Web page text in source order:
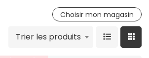
Choisir mon magasin
Trier les produits